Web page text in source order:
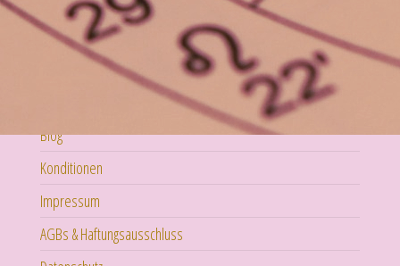
Blog
Konditionen
Impressum
AGBs & Haftungsausschluss